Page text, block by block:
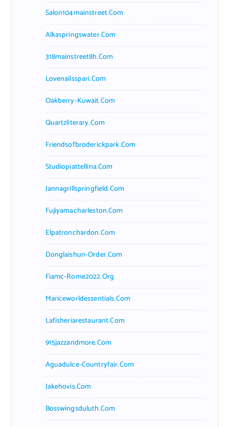
Salon104mainstreet.com
Alkaspringswater.com
318mainstreet8h.com
Lovenailsspari.com
Oakberry-Kuwait.com
Quartzliterary.com
Friendsofbroderickpark.com
Studiopiattellina.com
Jannagrillspringfield.com
Fujiyamacharleston.com
Elpatronchardon.com
Donglaishun-Order.com
Fiamc-Rome2022.org
Mariceworldessentials.com
Lafisheriarestaurant.com
915jazzandmore.com
Aguadulce-Countryfair.com
Jakehovis.com
Bosswingsduluth.com